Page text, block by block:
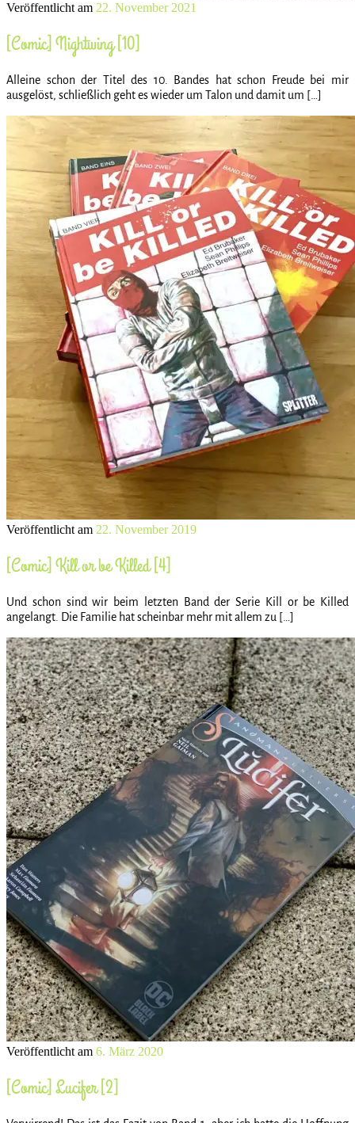
Veröffentlicht am 22. November 2021
[Comic] Nightwing [10]
Alleine schon der Titel des 10. Bandes hat schon Freude bei mir
ausgelöst, schließlich geht es wieder um Talon und damit um […]
Veröffentlicht am 22. November 2019
[Comic] Kill or be Killed [4]
Und schon sind wir beim letzten Band der Serie Kill or be Killed
angelangt. Die Familie hat scheinbar mehr mit allem zu […]
Veröffentlicht am 6. März 2020
[Comic] Lucifer [2]